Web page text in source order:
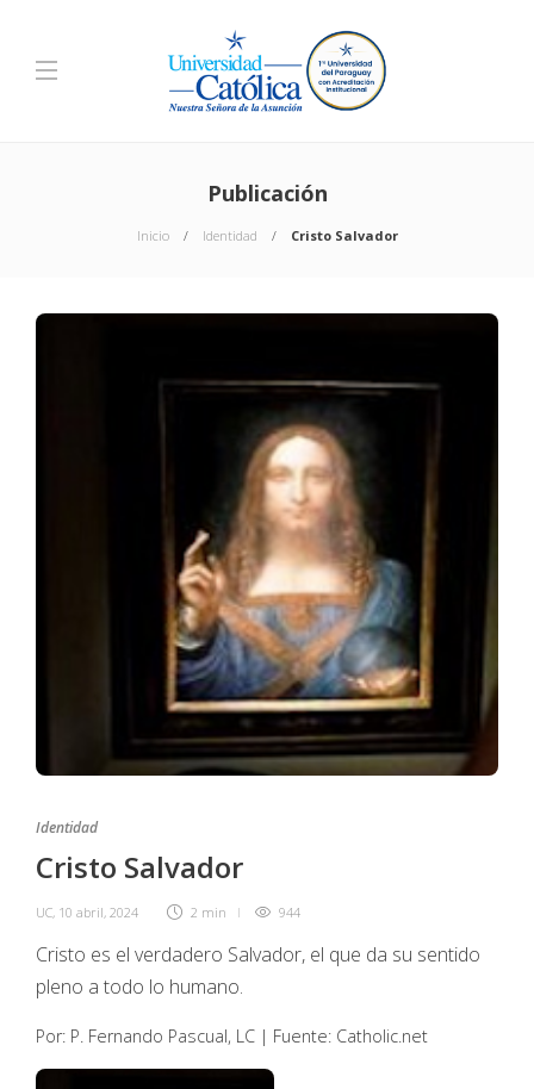
Publicación
Inicio Identidad Cristo Salvador
Identidad
Cristo Salvador
UC, 10 abril, 2024 2 min 944
Cristo es el verdadero Salvador, el que da su sentido
pleno a todo lo humano.
Por: P. Fernando Pascual, LC | Fuente: Catholic.net